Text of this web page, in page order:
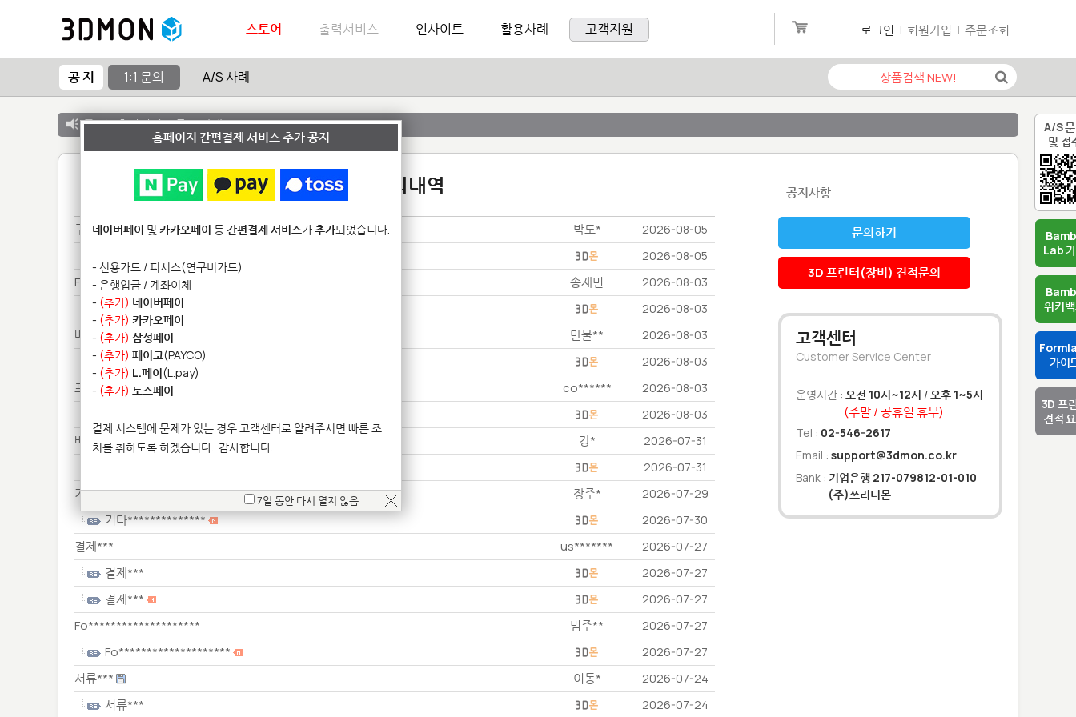
A/S
및 접
Lab
위키
가이
3D 프
견적
스토어 출력서비스 인사이트 활용사례 고객지원 로그인 | 회원가입 | 주문조회
공 지 1:1 문의 A/S 사례
공 지 :출력서비스 종료 안내
1:1 문의내역
구매*** 박도* 2026-08-05
2026-08-05
Fo******************** 송재민 2026-08-03
Fo******************** 2026-08-03
배송*** 만물** 2026-08-03
배송*** 2026-08-03
프린**************** co****** 2026-08-03
2026-08-03
배송*** 강* 2026-07-31
2026-07-31
기타************** 장주* 2026-07-29
기타************** 2026-07-30
결제*** us******* 2026-07-27
결제*** 2026-07-27
결제*** 2026-07-27
Fo******************** 범주** 2026-07-27
Fo******************** 2026-07-27
서류*** 이동* 2026-07-24
서류*** 2026-07-24
공지사항
문의하기
3D 프린터(장비) 견적문의
고객센터
Customer Service Center
운영시간 : 오전 10시~12시 /오후 1~5시
(주말 / 공휴일 휴무)
Tel : 02-546-2617
Email : support@3dmon.co.kr
Bank : 기업은행 217-079812-01-010
(주)쓰리디몬
홈페이지 간편결제 서비스 추가 공지
네이버페이 및 카카오페이 등간편결제 서비스가추가되었습니다.
- 신용카드 / 피시스(연구비카드)
- 은행입금 / 계좌이체
- (추가) 네이버페이
- (추가) 카카오페이
- (추가) 삼성페이
- (추가) 페이코(PAYCO)
- (추가) L.페이(L.pay)
- (추가) 토스페이
결제 시스템에 문제가 있는 경우 고객센터로 알려주시면 빠른 조
치를 취하도록 하겠습니다. 감사합니다.
7일 동안 다시 열지 않음